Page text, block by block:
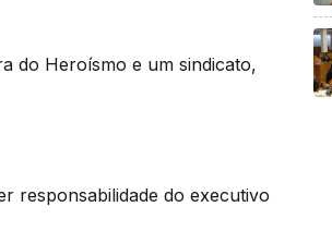
do Heroísmo e um sindicato,
responsabilidade do executivo